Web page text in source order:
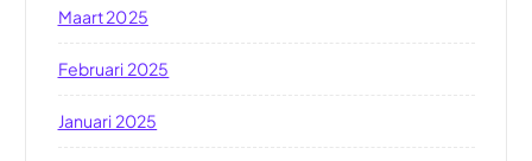
Maart 2025
Februari 2025
Januari 2025